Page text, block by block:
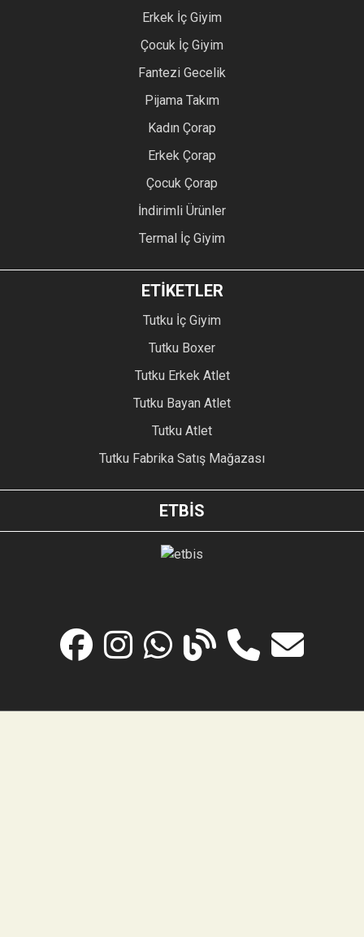
Erkek İç Giyim
Çocuk İç Giyim
Fantezi Gecelik
Pijama Takım
Kadın Çorap
Erkek Çorap
Çocuk Çorap
İndirimli Ürünler
Termal İç Giyim
ETİKETLER
Tutku İç Giyim
Tutku Boxer
Tutku Erkek Atlet
Tutku Bayan Atlet
Tutku Atlet
Tutku Fabrika Satış Mağazası
ETBİS